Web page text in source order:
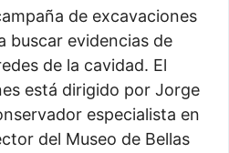
de excavaciones
buscar evidencias de
de la cavidad. El
está dirigido por Jorge
especialista en
del Museo de Bellas